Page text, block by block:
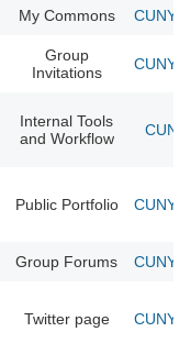
My Commons CUNY
Group
Invitations
CUNY
Internal Tools
and Workflow
Public Portfolio CUNY
Group Forums CUNY
Twitter page CUNY